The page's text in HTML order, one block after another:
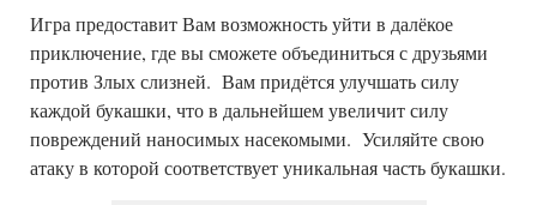
Игра предоставит Вам возможность уйти в далёкое
приключение, где вы сможете объединиться с друзьями
против Злых слизней. Вам придётся улучшать силу
каждой букашки, что в дальнейшем увеличит силу
повреждений наносимых насекомыми. Усиляйте свою
атаку в которой соответствует уникальная часть букашки.